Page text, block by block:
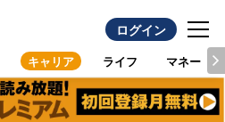
ログイン
キャリア ライフ マネー